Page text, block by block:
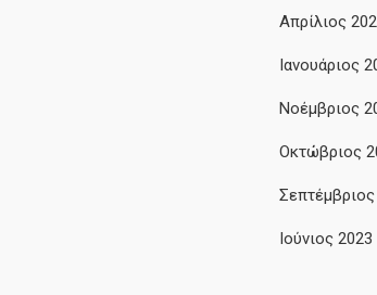
Απρίλιος
Ιανουάριος
Νοέμβριος
Οκτώβριος
Ιούνιος 2023